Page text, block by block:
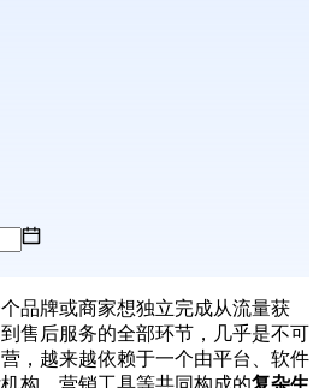
品牌或商家想独立完成从流量获
售后服务的全部环节，几乎是不可
，越来越依赖于一个由平台、软件
构、营销工具等共同构成的复杂生